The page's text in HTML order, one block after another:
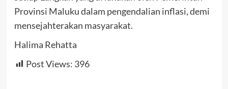
Provinsi Maluku dalam pengendalian inflasi, demi
mensejahterakan masyarakat.
Halima Rehatta
Post Views: 396